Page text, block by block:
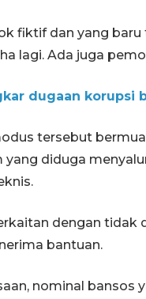
fiktif dan yang
lagi. Ada juga
dugaan korupsi
tersebut
diduga
dengan tidak
bantuan.
nominal